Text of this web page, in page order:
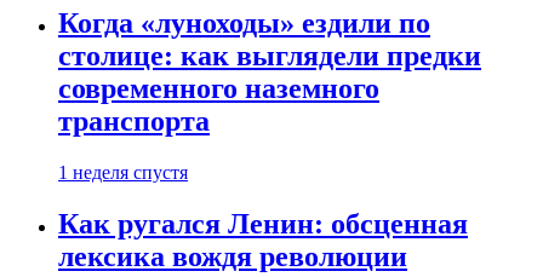
Когда «луноходы» ездили по
столице: как выглядели предки
современного наземного
транспорта
1 неделя спустя
Как ругался Ленин: обсценная
лексика вождя революции